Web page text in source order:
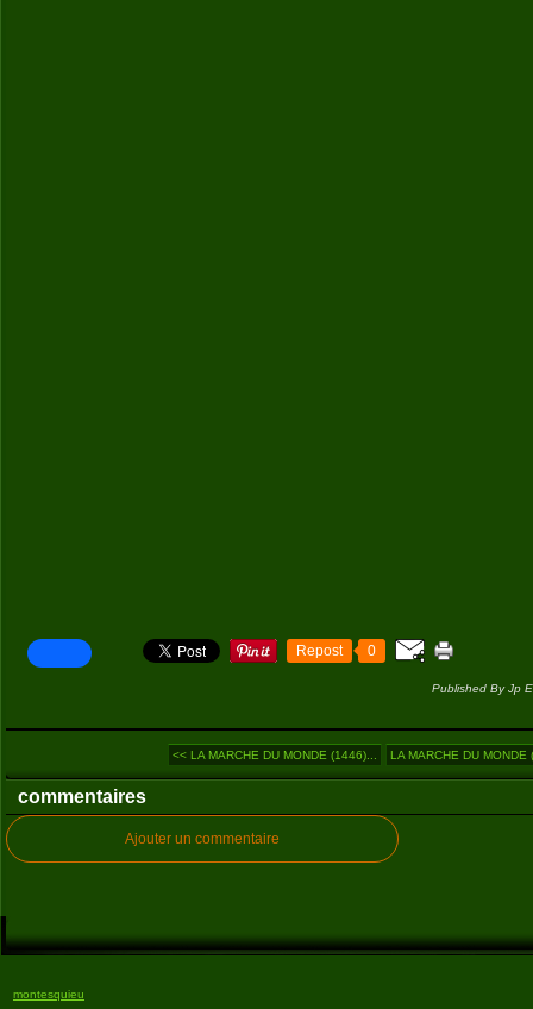
Repost 0
Published By Jp
<< LA MARCHE DU MONDE (1446)... LA MARCHE DU MONDE
commentaires
Ajouter un commentaire
montesquieu